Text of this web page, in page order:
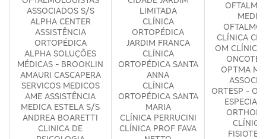
ASSOCIADOS S/S
ALPHA CENTER
ASSISTÊNCIA
ORTOPÉDICA
ALPHA SOLUÇÕES
MÉDICAS - BROOKLIN
AMAURI CASCAPERA
SERVICOS MEDICOS
AME ASSISTÊNCIA
MEDICA ESTELA S/S
ANDREA BOARETTI
CLINICA DE
LIMITADA
CLÍNICA
ORTOPÉDICA
JARDIM FRANCA
CLÍNICA
ORTOPÉDICA SANTA
ANNA
CLÍNICA
ORTOPÉDICA SANTA
MARIA
CLÍNICA PERRUCINI
CLÍNICA PROF FAVA
CLÍNICA
OM CLÍNICA
OPTMA
ORTESP -
CLÍNICA